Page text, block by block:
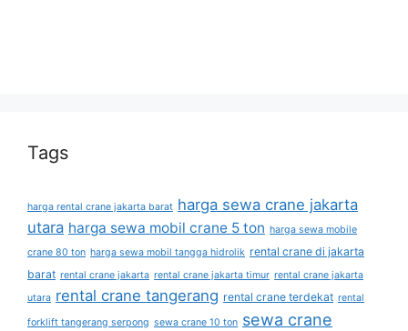
Tags
harga rental crane jakarta barat harga sewa crane jakarta
utara harga sewa mobil crane 5 ton harga sewa mobile
crane 80 ton harga sewa mobil tangga hidrolik rental crane di jakarta
barat rental crane jakarta rental crane jakarta timur rental crane jakarta
utara rental crane tangerang rental crane terdekat rental
forklift tangerang serpong sewa crane 10 ton sewa crane